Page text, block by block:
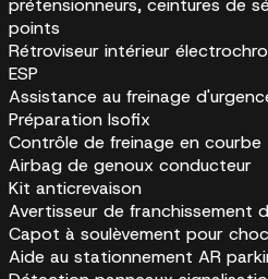
prétensionneurs, ceintures de
points
Rétroviseur intérieur
ESP
Assistance au freinage
Préparation Isofix
Contrôle de freinage en courbe
Airbag de genoux conducteur
Kit anticrevaison
Avertisseur de franchissement
Capot à soulèvement pour
Aide au stationnement AR